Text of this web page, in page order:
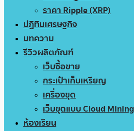
ราคา Ripple (XRP)
ปฏิทินเศรษฐกิจ
บทความ
รีวิวผลิตภัณฑ์
เว็บซื้อขาย
กระเป๋าเก็บเหรียญ
เครื่องขุด
เว็บขุดแบบ Cloud Mining
ห้องเรียน